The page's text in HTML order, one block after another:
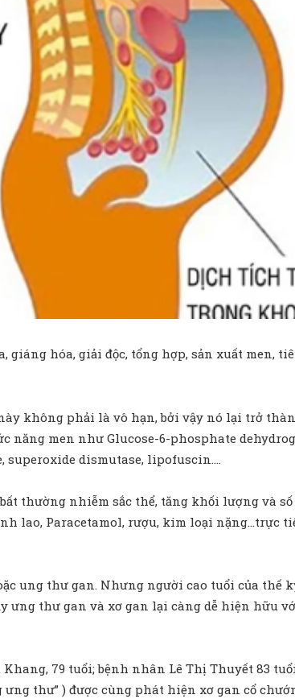
hóa, giải độc, tổng hợp, sản xuất men,
không phải là vô hạn, bởi vậy nó lại trở
men như Glucose-6-phosphate
dismutase, lipofuscin….
thường nhiễm sắc thể, tăng khối lượng và
lao, Paracetamol, rượu, kim loại nặng…trực
ung thư gan. Nhưng người cao tuổi của thế
ưng thư gan và xơ gan lại càng dễ hiện hữu
79 tuổi; bệnh nhân Lê Thị Thuyết 83
thư” ) được cùng phát hiện xơ gan cổ